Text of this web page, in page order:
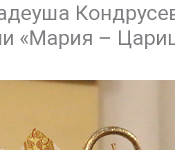
«Мария –